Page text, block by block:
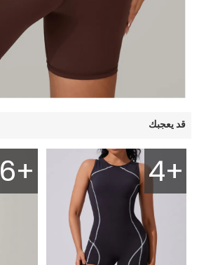
قد يعجبك
4+
6+